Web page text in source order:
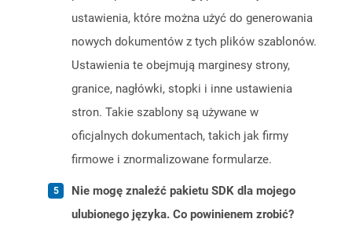
ustawienia, które można użyć do generowania
nowych dokumentów z tych plików szablonów.
Ustawienia te obejmują marginesy strony,
granice, nagłówki, stopki i inne ustawienia
stron. Takie szablony są używane w
oficjalnych dokumentach, takich jak firmy
firmowe i znormalizowane formularze.
Nie mogę znaleźć pakietu SDK dla mojego
ulubionego języka. Co powinienem zrobić?